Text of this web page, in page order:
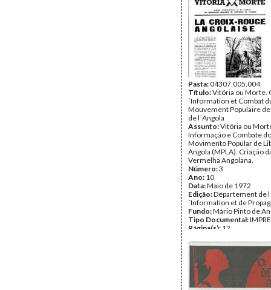
Pasta:04307.005.004
Título:Vitória ou Morte.
´Information et Combat
Mouvement Populaire
de l´Angola
Assunto:Vitória ou
Informação e Combate do
Movimento Popular de
Angola (MPLA). Criação
Vermelha Angolana.
Número:3
Ano: 10
Data:Maio de 1972
Edição:Département de l
´Information et de
Fundo:Mário Pinto de
Tipo Documental:
Página(s): 12